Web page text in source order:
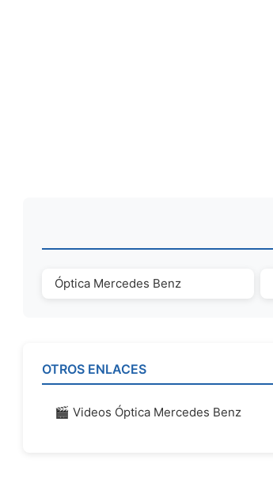
Óptica Mercedes Benz
OTROS ENLACES
🎬 Videos Óptica Mercedes Benz